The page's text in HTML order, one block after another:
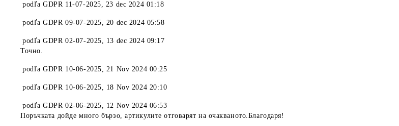
podľaGDPR 11-07-2025, 23 dec 2024 01:18
podľaGDPR 09-07-2025, 20 dec 2024 05:58
podľaGDPR 02-07-2025, 13 dec 2024 09:17
Точно.
podľaGDPR 10-06-2025, 21 Nov 2024 00:25
podľaGDPR 10-06-2025, 18 Nov 2024 20:10
podľaGDPR 02-06-2025, 12 Nov 2024 06:53
Поръчката дойде много бързо, артикулите отговарят на очакваното.Благодаря!